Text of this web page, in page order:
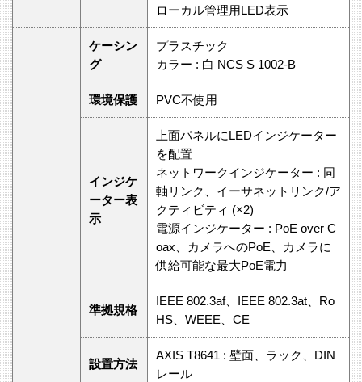
ローカル管理用LED表示
ケーシン
グ
プラスチック
カラー : 白 NCS S 1002-B
環境保護 PVC不使用
インジケ
ーター表
示
上面パネルにLEDインジケーター
を配置
ネットワークインジケーター : 同
軸リンク、イーサネットリンク/ア
クティビティ (×2)
電源インジケーター : PoE over C
oax、カメラへのPoE、カメラに
供給可能な最大PoE電力
準拠規格
IEEE 802.3af、IEEE 802.3at、Ro
HS、WEEE、CE
設置方法
AXIS T8641 : 壁面、ラック、DIN
レール